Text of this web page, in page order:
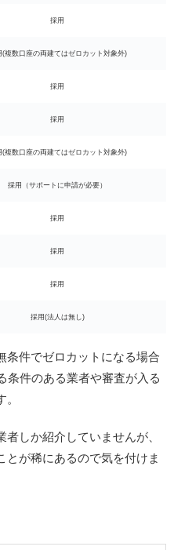
採用
(複数口座の両建てはゼロカット対象外)
採用
採用
(複数口座の両建てはゼロカット対象外)
採用（サポートに申請が必要）
採用
採用
採用
採用(法人は無し)
条件でゼロカットになる場合
条件のある業者や審査が入る
しか紹介していませんが、
とが稀にあるので気を付けま